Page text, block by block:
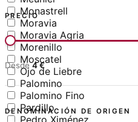
Monastrell
Moravia
Moravia Agria
Morenillo
Moscatel
Ojo de Liebre
Palomino
Palomino Fino
Pardillo
Pedro Ximénez
PRECIO
Desde4€
DENOMINACIÓN DE ORIGEN